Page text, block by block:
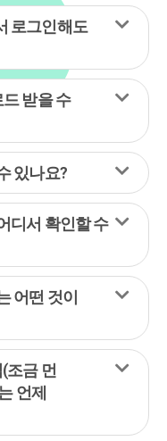
로그인해도
받을 수
있나요?
디서 확인할 수
어떤 것이
조금 먼
언제